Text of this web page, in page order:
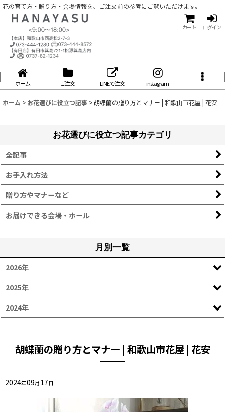
花の育て方・贈り方・会場情報を、ご注文前の参考にご覧いただけます。
カート ログイン
ホーム ご注文 LINEで注文 instagram
ホーム > お花選びに役立つ記事 >胡蝶蘭の贈り方とマナー | 和歌山市花屋 | 花安
胡蝶蘭の贈り方とマナー | 和歌山市花屋 | 花安
2024年09月17日
お花選びに役立つ記事カテゴリ
全記事
お手入れ方法
贈り方やマナーなど
お届けできる会場・ホール
月別一覧
2026年
2025年
2024年